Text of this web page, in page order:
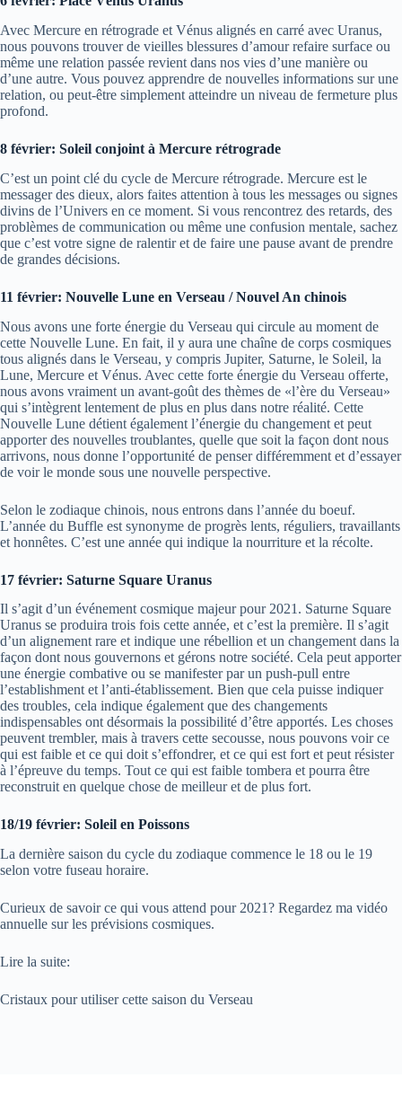
Avec Mercure en rétrograde et Vénus alignés en carré avec Uranus,
nous pouvons trouver de vieilles blessures d’amour refaire surface ou
même une relation passée revient dans nos vies d’une manière ou
d’une autre. Vous pouvez apprendre de nouvelles informations sur une
relation, ou peut-être simplement atteindre un niveau de fermeture plus
profond.
8 février: Soleil conjoint à Mercure rétrograde
C’est un point clé du cycle de Mercure rétrograde. Mercure est le
messager des dieux, alors faites attention à tous les messages ou signes
divins de l’Univers en ce moment. Si vous rencontrez des retards, des
problèmes de communication ou même une confusion mentale, sachez
que c’est votre signe de ralentir et de faire une pause avant de prendre
de grandes décisions.
11 février: Nouvelle Lune en Verseau / Nouvel An chinois
Nous avons une forte énergie du Verseau qui circule au moment de
cette Nouvelle Lune. En fait, il y aura une chaîne de corps cosmiques
tous alignés dans le Verseau, y compris Jupiter, Saturne, le Soleil, la
Lune, Mercure et Vénus. Avec cette forte énergie du Verseau offerte,
nous avons vraiment un avant-goût des thèmes de «l’ère du Verseau»
qui s’intègrent lentement de plus en plus dans notre réalité. Cette
Nouvelle Lune détient également l’énergie du changement et peut
apporter des nouvelles troublantes, quelle que soit la façon dont nous
arrivons, nous donne l’opportunité de penser différemment et d’essayer
de voir le monde sous une nouvelle perspective.
Selon le zodiaque chinois, nous entrons dans l’année du boeuf.
L’année du Buffle est synonyme de progrès lents, réguliers, travaillants
et honnêtes. C’est une année qui indique la nourriture et la récolte.
17 février: Saturne Square Uranus
Il s’agit d’un événement cosmique majeur pour 2021. Saturne Square
Uranus se produira trois fois cette année, et c’est la première. Il s’agit
d’un alignement rare et indique une rébellion et un changement dans la
façon dont nous gouvernons et gérons notre société. Cela peut apporter
une énergie combative ou se manifester par un push-pull entre
l’establishment et l’anti-établissement. Bien que cela puisse indiquer
des troubles, cela indique également que des changements
indispensables ont désormais la possibilité d’être apportés. Les choses
peuvent trembler, mais à travers cette secousse, nous pouvons voir ce
qui est faible et ce qui doit s’effondrer, et ce qui est fort et peut résister
à l’épreuve du temps. Tout ce qui est faible tombera et pourra être
reconstruit en quelque chose de meilleur et de plus fort.
18/19 février: Soleil en Poissons
La dernière saison du cycle du zodiaque commence le 18 ou le 19
selon votre fuseau horaire.
Curieux de savoir ce qui vous attend pour 2021? Regardez ma vidéo
annuelle sur les prévisions cosmiques.
Lire la suite:
Cristaux pour utiliser cette saison du Verseau